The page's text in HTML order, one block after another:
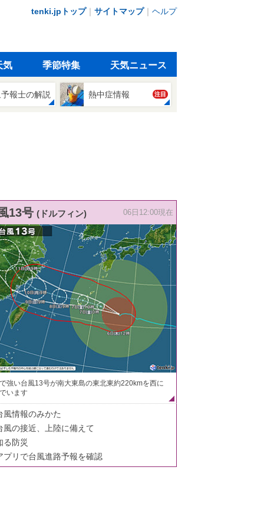
tenki.jpトップ｜ サイトマップ｜ ヘルプ
気 季節特集 天気ニュース
報士の解説 熱中症情報 注目
13号 (ドルフィン) 06日12:00現在
強い台風13号が南大東島の東北東約220kmを西に
います
風情報のみかた
風の接近、上陸に備えて
る防災
プリで台風進路予報を確認